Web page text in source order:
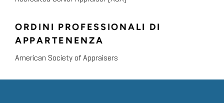
ORDINI PROFESSIONALI DI
APPARTENENZA
American Society of Appraisers